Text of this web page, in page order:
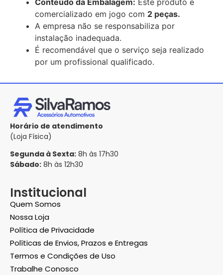
Conteúdo da Embalagem: Este produto é
comercializado em jogo com 2 peças.
A empresa não se responsabiliza por
instalação inadequada.
É recomendável que o serviço seja realizado
por um profissional qualificado.
Horário de atendimento
(Loja Física)
Segunda à Sexta: 8h às 17h30
Sábado: 8h às 12h30
Institucional
Quem Somos
Nossa Loja
Política de Privacidade
Políticas de Envios, Prazos e Entregas
Termos e Condições de Uso
Trabalhe Conosco